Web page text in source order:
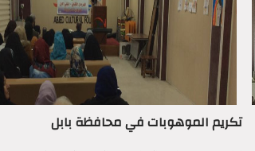
تكريم الموهوبات في محافظة بابل